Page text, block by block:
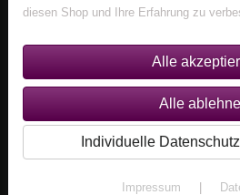
diesen Shop und Ihre Erfahrung zu
Individuelle
Impressum